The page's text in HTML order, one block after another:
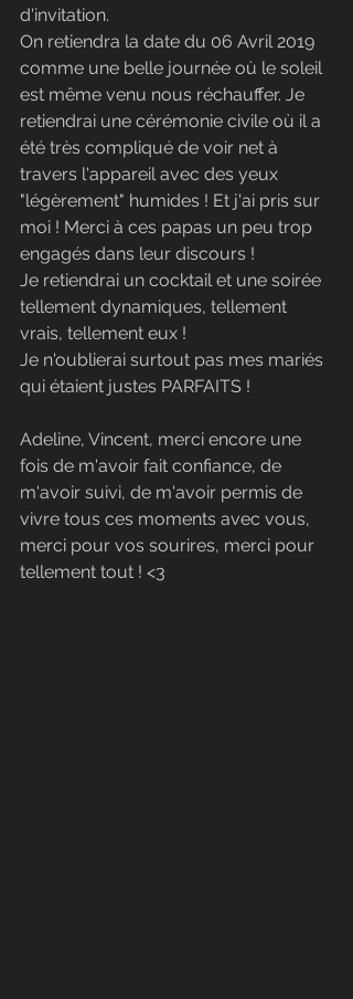
d'invitation.
On retiendra la date du 06 Avril 2019
comme une belle journée où le soleil
est même venu nous réchauffer. Je
retiendrai une cérémonie civile où il a
été très compliqué de voir net à
travers l'appareil avec des yeux
"légèrement" humides ! Et j'ai pris sur
moi ! Merci à ces papas un peu trop
engagés dans leur discours !
Je retiendrai un cocktail et une soirée
tellement dynamiques, tellement
vrais, tellement eux !
Je n'oublierai surtout pas mes mariés
qui étaient justes PARFAITS !
Adeline, Vincent, merci encore une
fois de m'avoir fait confiance, de
m'avoir suivi, de m'avoir permis de
vivre tous ces moments avec vous,
merci pour vos sourires, merci pour
tellement tout ! <3